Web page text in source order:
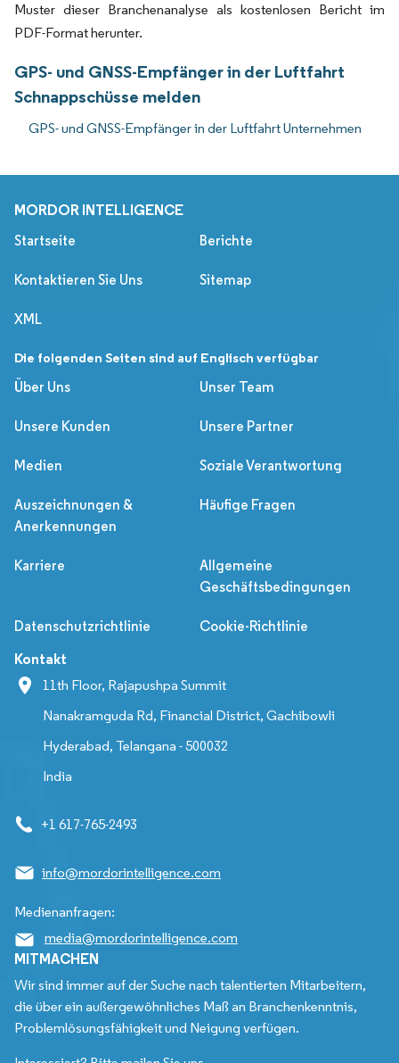
Muster dieser Branchenanalyse als kostenlosen Bericht im
PDF-Format herunter.
GPS- und GNSS-Empfänger in der Luftfahrt
Schnappschüsse melden
GPS- und GNSS-Empfänger in der Luftfahrt Unternehmen
MORDOR INTELLIGENCE
Startseite Berichte
Kontaktieren Sie Uns Sitemap
XML
Die folgenden Seiten sind auf Englisch verfügbar
Über Uns
Unser Team
Unsere Kunden Unsere Partner
Medien Soziale Verantwortung
Auszeichnungen &
Anerkennungen
Häufige Fragen
Karriere
Allgemeine
Geschäftsbedingungen
Datenschutzrichtlinie Cookie-Richtlinie
Kontakt
11th Floor, Rajapushpa Summit
Nanakramguda Rd, Financial District, Gachibowli
Hyderabad, Telangana - 500032
India
+1 617-765-2493
info@mordorintelligence.com
Medienanfragen:
media@mordorintelligence.com
MITMACHEN
Wir sind immer auf der Suche nach talentierten Mitarbeitern,
die über ein außergewöhnliches Maß an Branchenkenntnis,
Problemlösungsfähigkeit und Neigung verfügen.